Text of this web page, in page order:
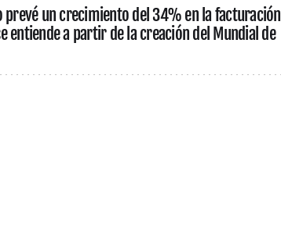
un crecimiento del 34% en la facturación
entiende a partir de la creación del Mundial de